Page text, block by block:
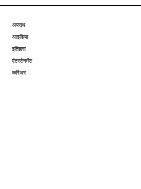
अपराध
आइडिया
इतिहास
एंटरटेनमेंट
करिअर